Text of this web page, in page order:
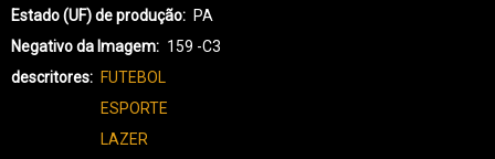
KX-
KAYAPÓ
XIKRIN-
3486
Estado (UF) de produção
PA
Negativo da Imagem
159 -C3
descritores
FUTEBOL
ESPORTE
LAZER